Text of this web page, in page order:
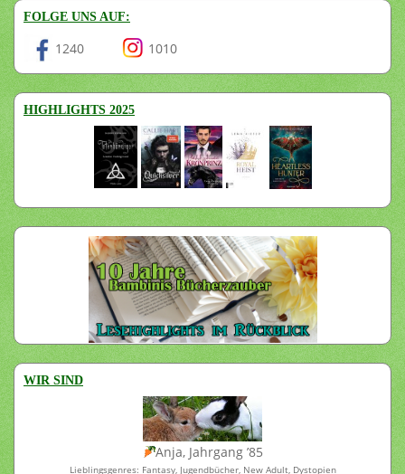
FOLGE UNS AUF:
1240 1010
HIGHLIGHTS 2025
WIR SIND
Anja, Jahrgang ’85
Lieblingsgenres: Fantasy, Jugendbücher, New Adult, Dystopien